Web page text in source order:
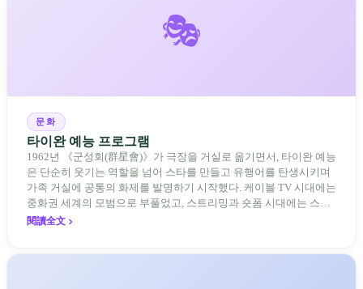
🎭
문화
타이완 예능 프로그램
1962년 《군성회(群星會)》가 극장을 거실로 옮기면서, 타이완 예능
은 단순히 웃기는 역할을 넘어 스타를 만들고 유행어를 탄생시키며
가족 거실에 공통의 화제를 발명하기 시작했다. 케이블 TV 시대에는
중화권 세계의 모범으로 부풀었고, 스트리밍과 숏폼 시대에는 스튜
디오 쇼에서 분화된 플랫폼 위의 새로운 언어로 스스로를 다시 써야
閱讀全文